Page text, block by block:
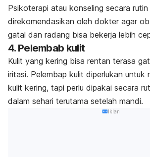
Psikoterapi atau konseling secara rutin
direkomendasikan oleh dokter agar
gatal dan radang bisa bekerja lebih
4. Pelembab kulit
Kulit yang kering bisa rentan terasa
iritasi. Pelembap kulit diperlukan untuk
kulit kering, tapi perlu dipakai secara
dalam sehari terutama setelah mandi.
Iklan